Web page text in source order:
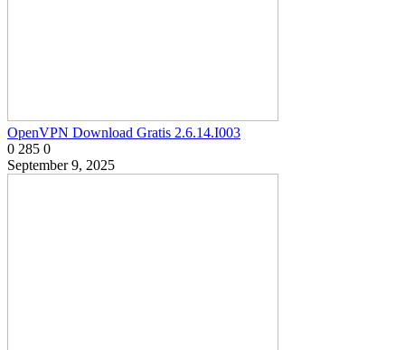
OpenVPN Download Gratis 2.6.14.I003
0 285 0
September 9, 2025